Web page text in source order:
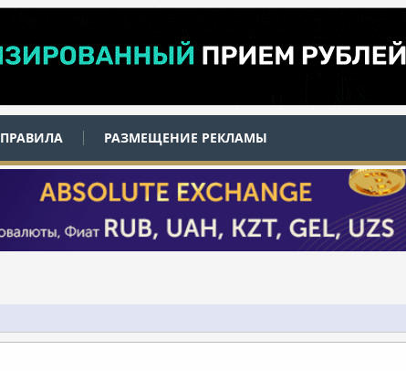
ПРАВИЛА РАЗМЕЩЕНИЕ РЕКЛАМЫ